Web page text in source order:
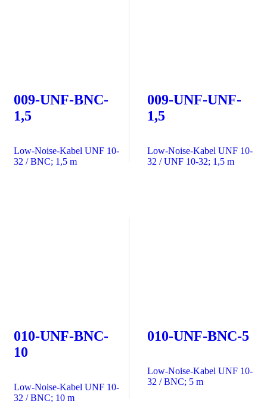
009-UNF-BNC-
1,5
Low-Noise-Kabel UNF 10-
32 / BNC; 1,5 m
009-UNF-UNF-
1,5
Low-Noise-Kabel UNF 10-
32 / UNF 10-32; 1,5 m
010-UNF-BNC-
10
Low-Noise-Kabel UNF 10-
32 / BNC; 10 m
010-UNF-BNC-5
Low-Noise-Kabel UNF 10-
32 / BNC; 5 m